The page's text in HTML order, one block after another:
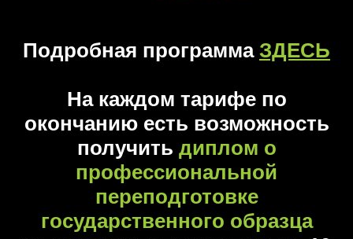
Подробная программа ЗДЕСЬ
На каждом тарифе по
окончанию есть возможность
получить диплом о
профессиональной
переподготовке
государственного образца